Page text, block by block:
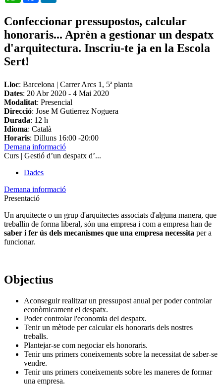
Confeccionar pressupostos, calcular
honoraris... Aprèn a gestionar un despatx
d'arquitectura. Inscriu-te ja en la Escola
Sert!
Lloc: Barcelona | Carrer Arcs 1, 5ª planta
Dates: 20 Abr 2020 - 4 Mai 2020
Modalitat: Presencial
Direcció: Jose M Gutierrez Noguera
Durada: 12 h
Idioma: Català
Horaris: Dilluns 16:00 -20:00
Demana informació
Curs | Gestió d’un despatx d’...
Dades
Demana informació
Presentació
Un arquitecte o un grup d'arquitectes associats d'alguna manera, que
treballin de forma liberal, són una empresa i com a empresa han de
saber i fer ús dels mecanismes que una empresa necessita per a
funcionar.
Objectius
Aconseguir realitzar un pressupost anual per poder controlar
econòmicament el despatx.
Poder controlar l'economia del despatx.
Tenir un mètode per calcular els honoraris dels nostres
treballs.
Plantejar-se com negociar els honoraris.
Tenir uns primers coneixements sobre la necessitat de saber-se
vendre.
Tenir uns primers coneixements sobre les maneres de formar
una empresa.